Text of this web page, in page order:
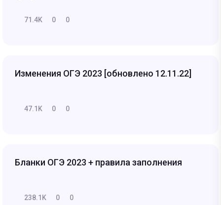
71.4K 0 0
Изменения ОГЭ 2023 [обновлено 12.11.22]
47.1K 0 0
Бланки ОГЭ 2023 + правила заполнения
238.1K 0 0